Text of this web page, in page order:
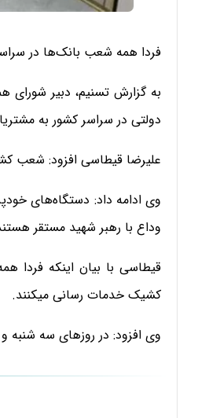
فردا همه شعب بانک‌ها در
به گزارش تسنیم، دبیر
دولتی در سراسر کشور به
علیرضا قیطاسی افزود: شعب کشیک بانک‌ها
وی ادامه داد: دستگاه‌های
وداع با رهبر شهید مستقر
قیطاسی با بیان اینکه
کشیک خدمات رسانی میکنند.
وی افزود: در روزهای سه شنبه